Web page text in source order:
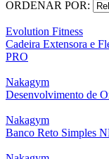
ORDENAR POR:
Evolution Fitness
Cadeira Extensora e
PRO
Nakagym
Desenvolvimento de
Nakagym
Banco Reto Simples